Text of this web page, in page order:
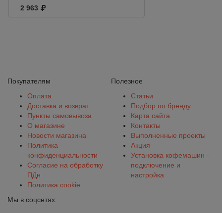
2 963
Покупателям
Оплата
Доставка и возврат
Пункты самовывоза
О магазине
Новости магазина
Политика
конфиденциальности
Согласие на обработку
ПДн
Политика cookie
Полезное
Статьи
Подбор по бренду
Карта сайта
Контакты
Выполненные проекты
Акция
Установка кофемашин -
подключение и
настройка
Мы в соцсетях: